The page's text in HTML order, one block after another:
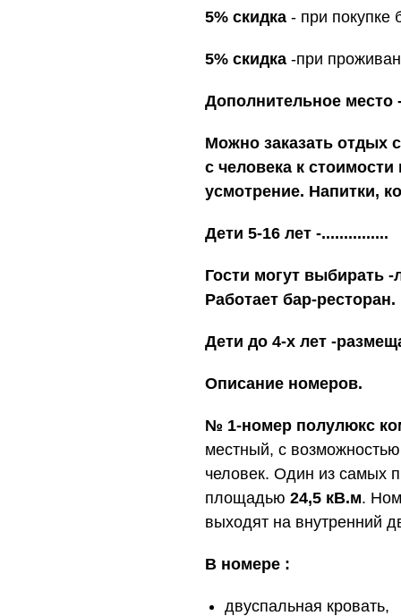
5% скидка - при покупке
5% скидка -при
Дополнительное место
Можно заказать отдых
с человека к
усмотрение. Напитки,
Дети 5-16 лет -...............
Гости могут выбирать
Работает бар-ресторан.
Дети до 4-х лет -
Описание номеров.
№ 1-номер полулюкс
местный, с
человек. Один из самых
площадью 24,5 кВ.м.
выходят на внутренний
В номере :
двуспальная кровать,